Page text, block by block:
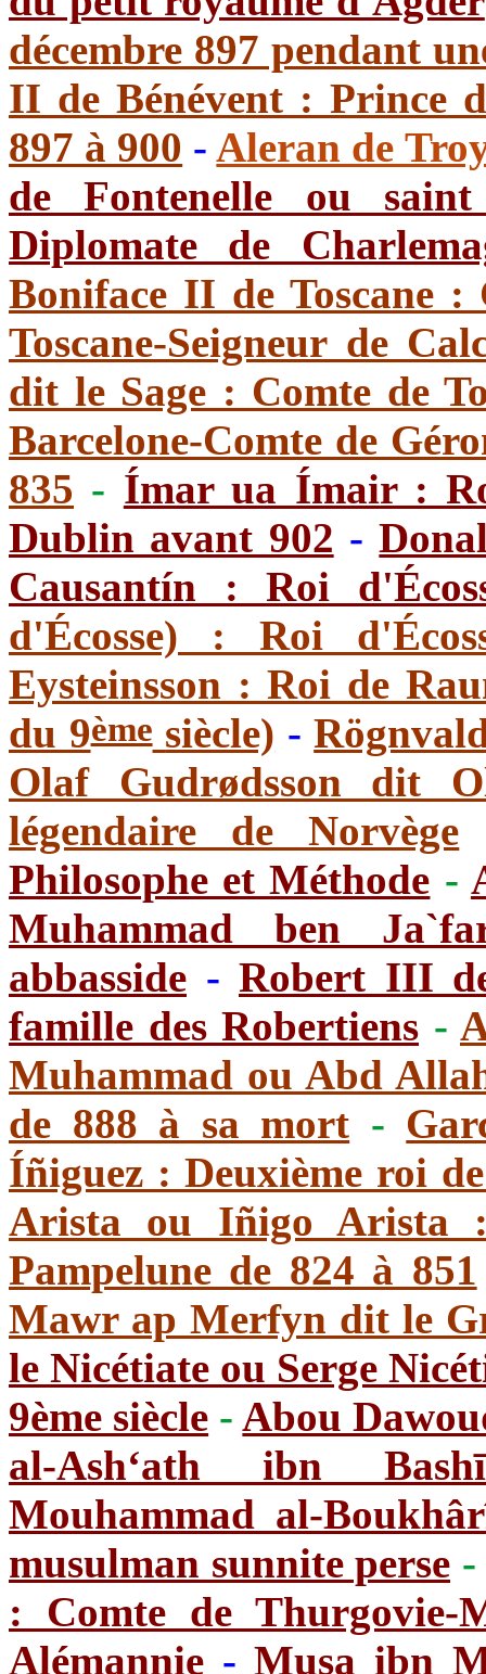
décembre 897 pendant
II de Bénévent : Prince
897 à 900 -Aleran de
de Fontenelle ou
Diplomate de
Boniface II de Toscane :
Toscane-Seigneur de
dit le Sage : Comte de
Barcelone-Comte de
835 - Ímar ua Ímair :
Dublin avant 902 -
Causantín : Roi
d'Écosse) : Roi
Eysteinsson : Roi de
du 9ème siècle) -
Olaf Gudrødsson dit
légendaire de Norvège
Philosophe et Méthode -
Muhammad ben
abbasside - Robert III
famille des Robertiens -
Muhammad ou Abd
de 888 à sa mort -
Íñiguez : Deuxième roi
Arista ou Iñigo Arista
Pampelune de 824 à 851
Mawr ap Merfyn dit le
le Nicétiate ou Serge
9ème siècle -Abou
al-Ash‘ath ibn
Mouhammad al-
musulman sunnite perse -
: Comte de
Alémannie -Musa ibn